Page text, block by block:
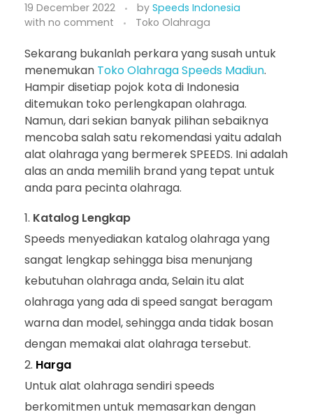
19 December 2022 by Speeds Indonesia
with no comment Toko Olahraga
Sekarang bukanlah perkara yang susah untuk
menemukan Toko Olahraga Speeds Madiun.
Hampir disetiap pojok kota di Indonesia
ditemukan toko perlengkapan olahraga.
Namun, dari sekian banyak pilihan sebaiknya
mencoba salah satu rekomendasi yaitu adalah
alat olahraga yang bermerek SPEEDS. Ini adalah
alas an anda memilih brand yang tepat untuk
anda para pecinta olahraga.
Katalog Lengkap
Speeds menyediakan katalog olahraga yang
sangat lengkap sehingga bisa menunjang
kebutuhan olahraga anda, Selain itu alat
olahraga yang ada di speed sangat beragam
warna dan model, sehingga anda tidak bosan
dengan memakai alat olahraga tersebut.
Harga
Untuk alat olahraga sendiri speeds
berkomitmen untuk memasarkan dengan